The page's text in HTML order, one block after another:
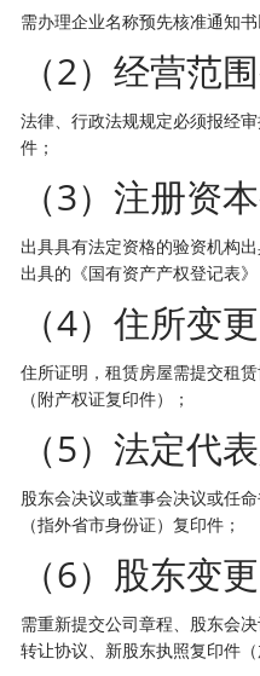
需办理企业名称预先核准通知书
（2）经营范
法律、行政法规规定必须报经
件；
（3）注册资
出具具有法定资格的验资机构
出具的《国有资产产权登记表
（4）住所变更
住所证明，租赁房屋需提交租
（附产权证复印件）；
（5）法定代
股东会决议或董事会决议或任
（指外省市身份证）复印件；
（6）股东变更
需重新提交公司章程、股东会
转让协议、新股东执照复印件（